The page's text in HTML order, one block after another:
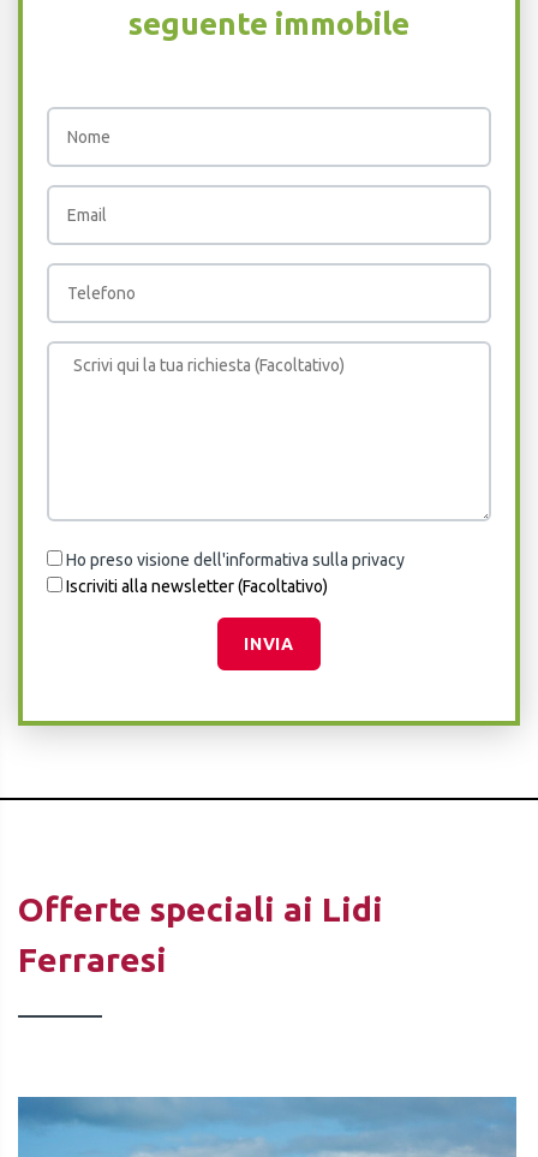
seguente immobile
Ho preso visione dell'informativa sulla privacy
Iscriviti alla newsletter (Facoltativo)
INVIA
Offerte speciali ai Lidi
Ferraresi